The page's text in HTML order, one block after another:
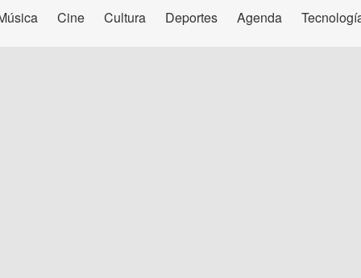
Cine Cultura Deportes Agenda